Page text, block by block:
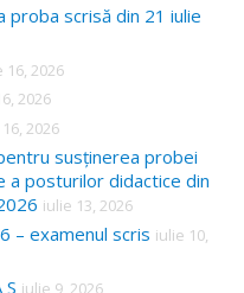
proba scrisă din 21 iulie
16, 2026
2026
2026
susținerea probei
a posturilor didactice din
iulie 13, 2026
– examenul scris iulie 10,
iulie 9, 2026